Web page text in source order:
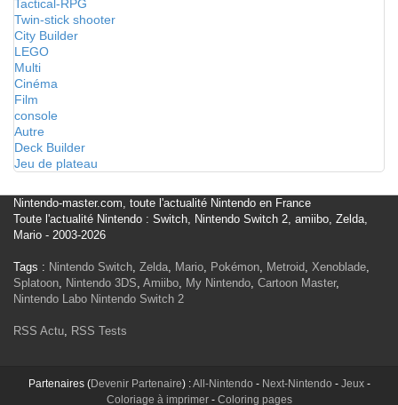
Tactical-RPG
Twin-stick shooter
City Builder
LEGO
Multi
Cinéma
Film
console
Autre
Deck Builder
Jeu de plateau
Nintendo-master.com, toute l'actualité Nintendo en France
Toute l'actualité Nintendo : Switch, Nintendo Switch 2, amiibo, Zelda,
Mario - 2003-2026
Tags : Nintendo Switch, Zelda, Mario, Pokémon, Metroid, Xenoblade,
Splatoon, Nintendo 3DS, Amiibo, My Nintendo, Cartoon Master,
Nintendo Labo Nintendo Switch 2
RSS Actu, RSS Tests
Partenaires (Devenir Partenaire) :All-Nintendo - Next-Nintendo - Jeux-
Coloriage à imprimer- Coloring pages